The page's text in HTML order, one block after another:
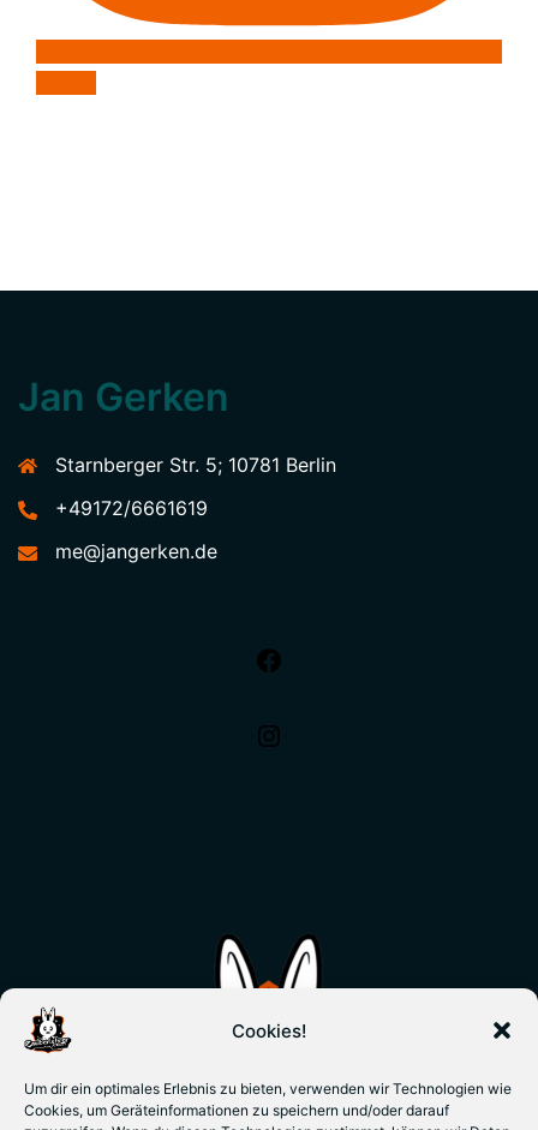
Cookies!
Um dir ein optimales Erlebnis zu bieten, verwenden wir Technologien wie
Cookies, um Geräteinformationen zu speichern und/oder darauf
Jan Gerken
Starnberger Str. 5; 10781 Berlin
+49172/6661619
me@jangerken.de